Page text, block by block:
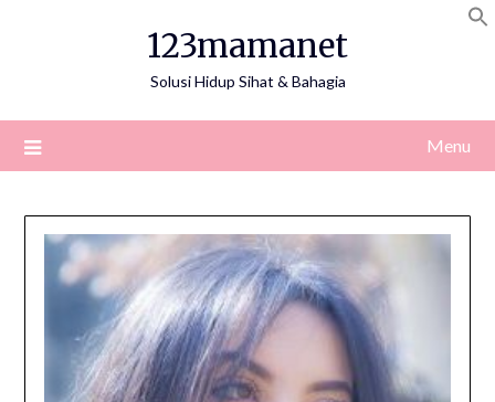
123mamanet
Solusi Hidup Sihat & Bahagia
Menu